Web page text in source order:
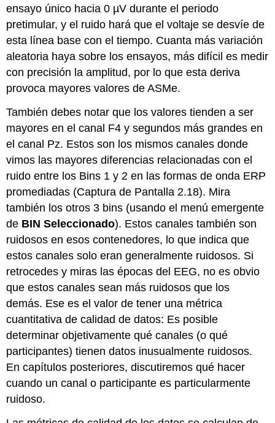
ensayo único hacia 0 µV durante el periodo
pretimular, y el ruido hará que el voltaje se desvíe de
esta línea base con el tiempo. Cuanta más variación
aleatoria haya sobre los ensayos, más difícil es medir
con precisión la amplitud, por lo que esta deriva
provoca mayores valores de ASMe.
También debes notar que los valores tienden a ser
mayores en el canal F4 y segundos más grandes en
el canal Pz. Estos son los mismos canales donde
vimos las mayores diferencias relacionadas con el
ruido entre los Bins 1 y 2 en las formas de onda ERP
promediadas (Captura de Pantalla 2.18). Mira
también los otros 3 bins (usando el menú emergente
de BIN Seleccionado). Estos canales también son
ruidosos en esos contenedores, lo que indica que
estos canales solo eran generalmente ruidosos. Si
retrocedes y miras las épocas del EEG, no es obvio
que estos canales sean más ruidosos que los
demás. Ese es el valor de tener una métrica
cuantitativa de calidad de datos: Es posible
determinar objetivamente qué canales (o qué
participantes) tienen datos inusualmente ruidosos.
En capítulos posteriores, discutiremos qué hacer
cuando un canal o participante es particularmente
ruidoso.